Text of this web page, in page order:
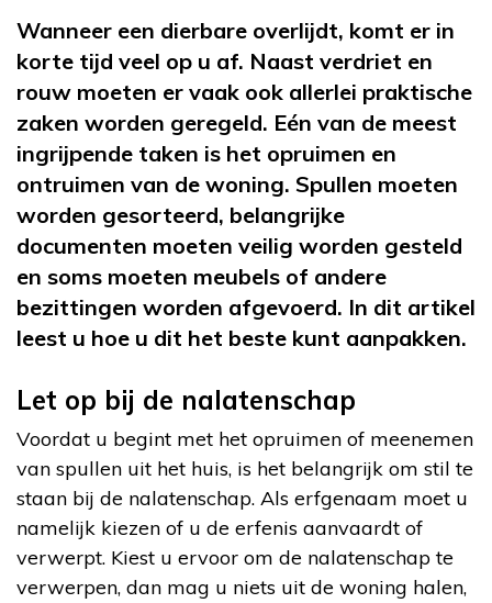
Wanneer een dierbare overlijdt, komt er in
korte tijd veel op u af. Naast verdriet en
rouw moeten er vaak ook allerlei praktische
zaken worden geregeld. Eén van de meest
ingrijpende taken is het opruimen en
ontruimen van de woning. Spullen moeten
worden gesorteerd, belangrijke
documenten moeten veilig worden gesteld
en soms moeten meubels of andere
bezittingen worden afgevoerd. In dit artikel
leest u hoe u dit het beste kunt aanpakken.
Let op bij de nalatenschap
Voordat u begint met het opruimen of meenemen
van spullen uit het huis, is het belangrijk om stil te
staan bij de nalatenschap. Als erfgenaam moet u
namelijk kiezen of u de erfenis aanvaardt of
verwerpt. Kiest u ervoor om de nalatenschap te
verwerpen, dan mag u niets uit de woning halen,